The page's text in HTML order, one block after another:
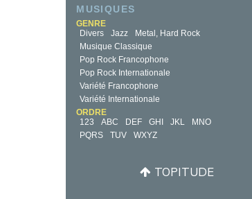
MUSIQUES
GENRE
Divers
Jazz
Metal, Hard Rock
Musique Classique
Pop Rock Francophone
Pop Rock Internationale
Variété Francophone
Variété Internationale
ORDRE
123
ABC DEF GHI JKL
MNO
PQRS
TUV WXYZ
TOPITUDE